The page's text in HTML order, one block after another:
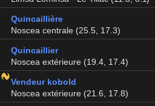
Quincaillière
Noscea centrale (25.5, 17.3)
Quincaillier
Noscea extérieure (19.4, 17.4)
Vendeur kobold
Noscea extérieure (21.6, 17.8)